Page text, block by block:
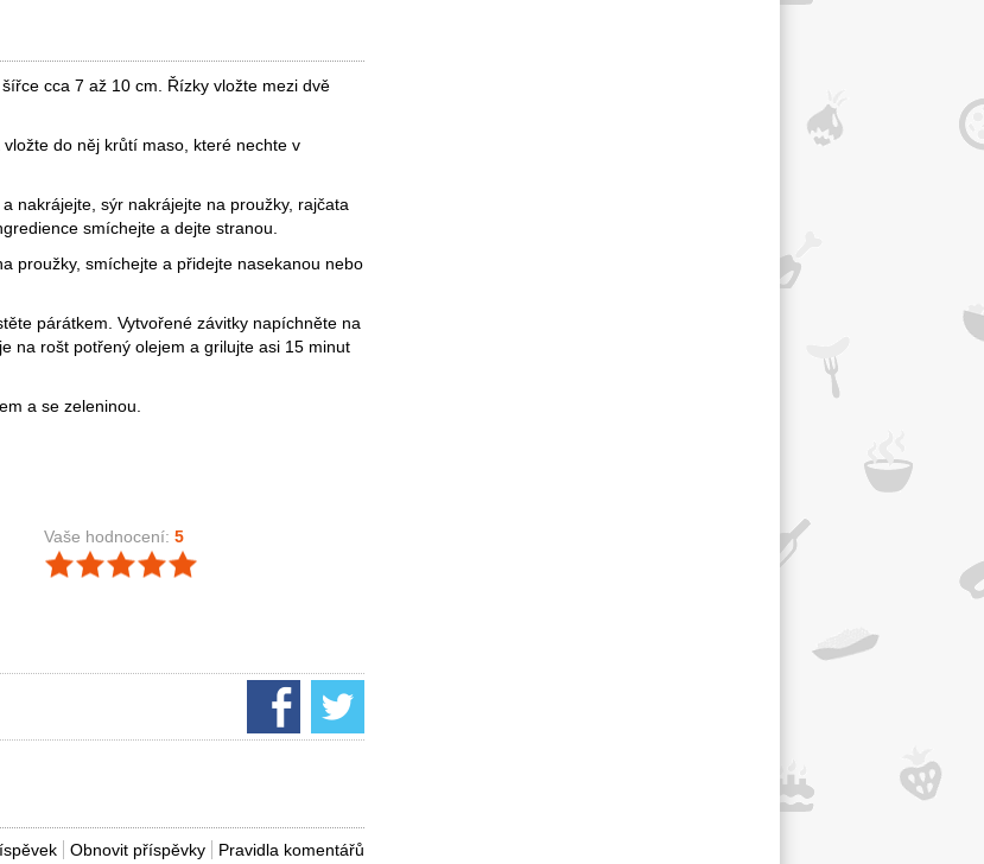
cca 7 až 10 cm. Řízky vložte mezi dvě
do něj krůtí maso, které nechte v
nakrájejte, sýr nakrájejte na proužky, rajčata
smíchejte a dejte stranou.
proužky, smíchejte a přidejte nasekanou nebo
párátkem. Vytvořené závitky napíchněte na
na rošt potřený olejem a grilujte asi 15 minut
a se zeleninou.
Vaše hodnocení: 5
Pravidla komentářů
Obnovit příspěvky